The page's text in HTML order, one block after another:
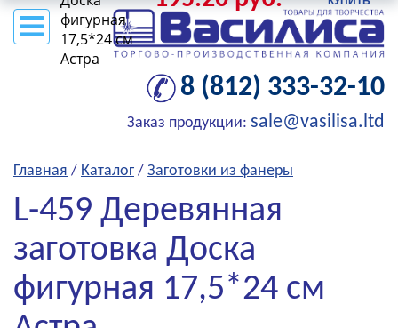
8 (812) 333-32-10
Заказ продукции: sale@vasilisa.ltd
Главная / Каталог / Заготовки из фанеры
L-459 Деревянная
заготовка Доска
фигурная 17,5*24 см
фигурная
17,5*24 см
Астра